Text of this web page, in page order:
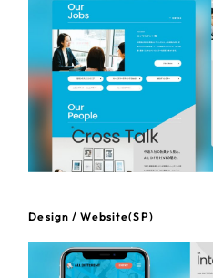
さらに条件を追加する
Design / Website(SP)